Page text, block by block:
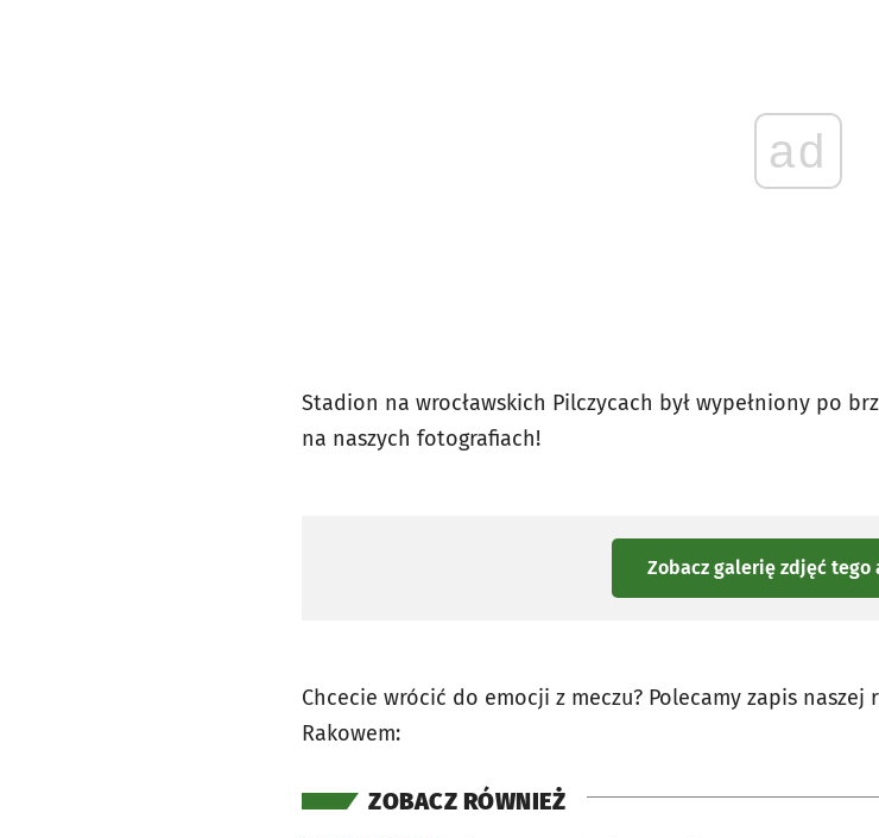
ad
Stadion na wrocławskich Pilczycach był wypełniony po
na naszych fotografiach!
Zobacz galerię zdjęć tego
Chcecie wrócić do emocji z meczu? Polecamy zapis naszej
Rakowem:
ZOBACZ RÓWNIEŻ